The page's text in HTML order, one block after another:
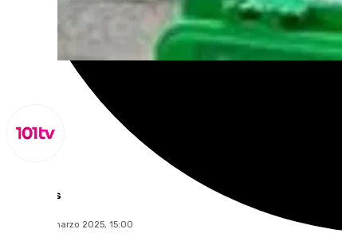
Lynx Devs
martes, 11 marzo 2025, 15:00